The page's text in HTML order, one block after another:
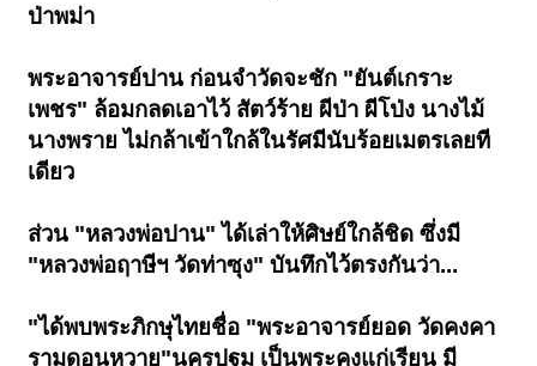
ป่าพม่า
พระอาจารย์ปาน ก่อนจำวัดจะชัก "ยันต์เกราะ
เพชร" ล้อมกลดเอาไว้ สัตว์ร้าย ผีป่า ผีโป่ง นางไม้
นางพราย ไม่กล้าเข้าใกล้ในรัศมีนับร้อยเมตรเลยที
เดียว
ส่วน "หลวงพ่อปาน" ได้เล่าให้ศิษย์ใกล้ชิด ซึ่งมี
"หลวงพ่อฤาษีฯ วัดท่าซุง" บันทึกไว้ตรงกันว่า...
"ได้พบพระภิกษุไทยชื่อ "พระอาจารย์ยอด วัดคงคา
รามดอนหวาย"นครปฐม เป็นพระคงแก่เรียน มี